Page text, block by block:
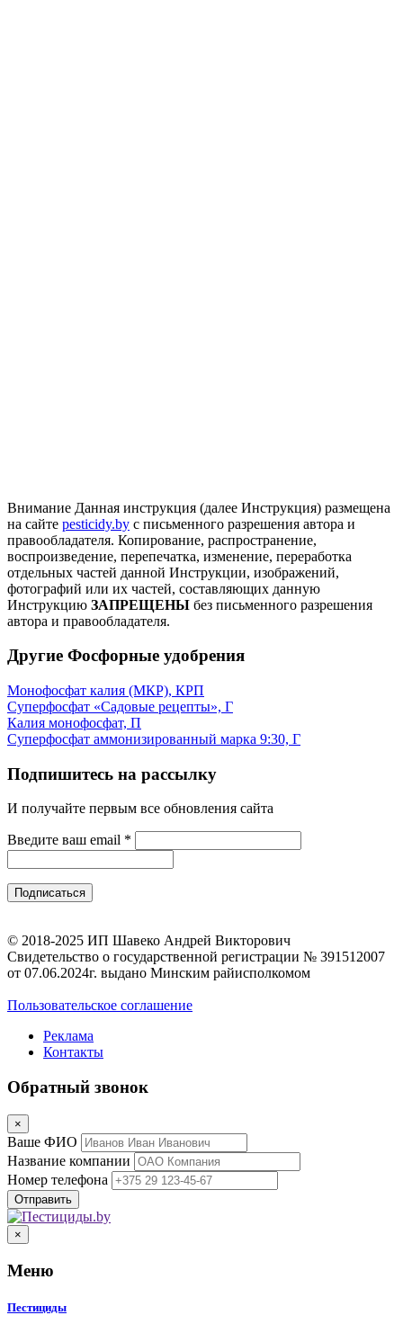
Внимание Данная инструкция (далее Инструкция) размещена
на сайте pesticidy.by с письменного разрешения автора и
правообладателя. Копирование, распространение,
воспроизведение, перепечатка, изменение, переработка
отдельных частей данной Инструкции, изображений,
фотографий или их частей, составляющих данную
Инструкцию ЗАПРЕЩЕНЫ без письменного разрешения
автора и правообладателя.
Другие Фосфорные удобрения
Монофосфат калия (МКР), КРП
Суперфосфат «Садовые рецепты», Г
Калия монофосфат, П
Суперфосфат аммонизированный марка 9:30, Г
Подпишитесь на рассылку
И получайте первым все обновления сайта
Введите ваш email *
© 2018-2025 ИП Шавеко Андрей Викторович
Свидетельство о государственной регистрации № 391512007
от 07.06.2024г. выдано Минским райисполкомом
Пользовательское соглашение
Реклама
Контакты
Обратный звонок
×
Ваше ФИО
Название компании
Номер телефона
×
Меню
Пестициды